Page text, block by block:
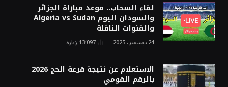
لقاء السحاب.. موعد مباراة الجزائر
والسودان اليوم Algeria vs Sudan
والقنوات الناقلة
24 ديسمبر، 2025 13٬097 زيارة
الاستعلام عن نتيجة قرعة الحج 2026
بالرقم القومي